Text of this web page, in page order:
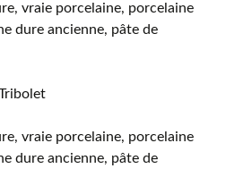
vraie porcelaine, porcelaine
dure ancienne, pâte de
vraie porcelaine, porcelaine
dure ancienne, pâte de